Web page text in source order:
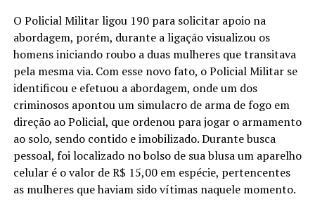
O Policial Militar ligou 190 para solicitar apoio na
abordagem, porém, durante a ligação visualizou os
homens iniciando roubo a duas mulheres que transitava
pela mesma via. Com esse novo fato, o Policial Militar se
identificou e efetuou a abordagem, onde um dos
criminosos apontou um simulacro de arma de fogo em
direção ao Policial, que ordenou para jogar o armamento
ao solo, sendo contido e imobilizado. Durante busca
pessoal, foi localizado no bolso de sua blusa um aparelho
celular é o valor de R$ 15,00 em espécie, pertencentes
as mulheres que haviam sido vítimas naquele momento.